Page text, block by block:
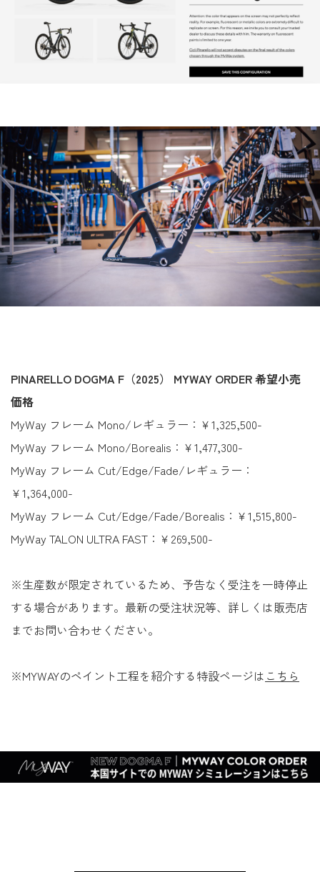
PINARELLO DOGMA F（2025） MYWAY ORDER 希望小売
価格
MyWay フレーム Mono/レギュラー：￥1,325,500-
MyWay フレーム Mono/Borealis：￥1,477,300-
MyWay フレーム Cut/Edge/Fade/レギュラー：
￥1,364,000-
MyWay フレーム Cut/Edge/Fade/Borealis：￥1,515,800-
MyWay TALON ULTRA FAST：￥269,500-
※生産数が限定されているため、予告なく受注を一時停止
する場合があります。最新の受注状況等、詳しくは販売店
までお問い合わせください。
※MYWAYのペイント工程を紹介する特設ページは こちら